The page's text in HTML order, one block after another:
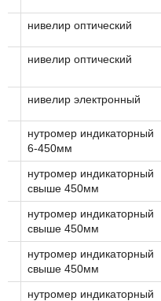
нивелир оптический
нивелир оптический
нивелир электронный
нутромер индикаторный
6-450мм
нутромер индикаторный
свыше 450мм
нутромер индикаторный
свыше 450мм
нутромер индикаторный
свыше 450мм
нутромер индикаторный